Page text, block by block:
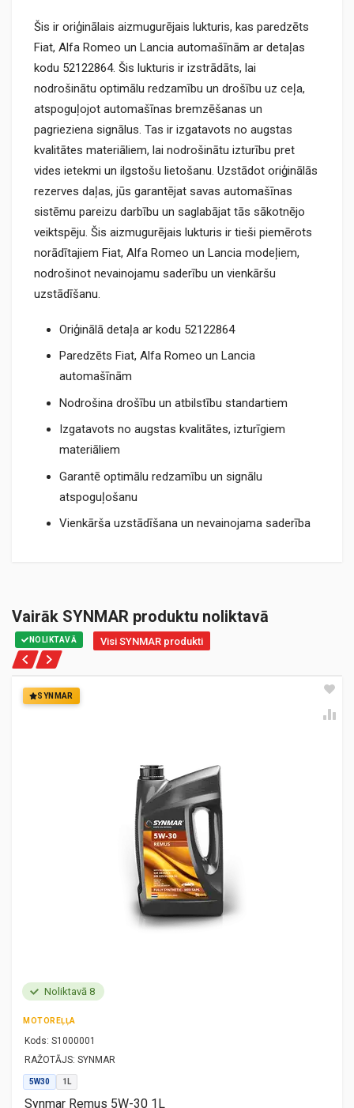
Šis ir oriģinālais aizmugurējais lukturis, kas paredzēts
Fiat, Alfa Romeo un Lancia automašīnām ar detaļas
kodu 52122864. Šis lukturis ir izstrādāts, lai
nodrošinātu optimālu redzamību un drošību uz ceļa,
atspoguļojot automašīnas bremzēšanas un
pagrieziena signālus. Tas ir izgatavots no augstas
kvalitātes materiāliem, lai nodrošinātu izturību pret
vides ietekmi un ilgstošu lietošanu. Uzstādot oriģinālās
rezerves daļas, jūs garantējat savas automašīnas
sistēmu pareizu darbību un saglabājat tās sākotnējo
veiktspēju. Šis aizmugurējais lukturis ir tieši piemērots
norādītajiem Fiat, Alfa Romeo un Lancia modeļiem,
nodrošinot nevainojamu saderību un vienkāršu
uzstādīšanu.
Oriģinālā detaļa ar kodu 52122864
Paredzēts Fiat, Alfa Romeo un Lancia
automašīnām
Nodrošina drošību un atbilstību standartiem
Izgatavots no augstas kvalitātes, izturīgiem
materiāliem
Garantē optimālu redzamību un signālu
atspoguļošanu
Vienkārša uzstādīšana un nevainojama saderība
Vairāk SYNMAR produktu noliktavā
NOLIKTAVĀ Visi SYNMAR produkti
SYNMAR
Noliktavā 8
MOTOREĻĻA
Kods: S1000001
RAŽOTĀJS: SYNMAR
5W30 1L
Synmar Remus 5W-30 1L